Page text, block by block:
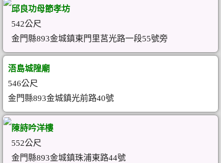
邱良功母節孝坊
542公尺
金門縣893金城鎮東門里莒光路一段55號旁
浯島城隍廟
546公尺
金門縣893金城鎮光前路40號
陳詩吟洋樓
552公尺
金門縣893金城鎮珠浦東路44號